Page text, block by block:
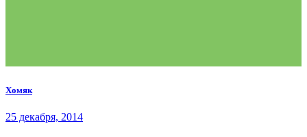
Хомяк
25 декабря, 2014